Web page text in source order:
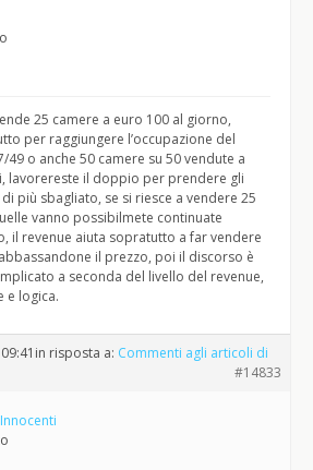
25 camere a euro 100 al giorno,
per raggiungere l’occupazione del
49 o anche 50 camere su 50 vendute a
lavorereste il doppio per prendere gli
più sbagliato, se si riesce a vendere 25
vanno possibilmete continuate
il revenue aiuta sopratutto a far vendere
il prezzo, poi il discorso è
a seconda del livello del revenue,
e logica.
in risposta a: Commenti agli articoli di
#14833